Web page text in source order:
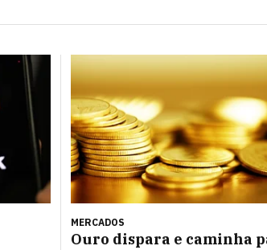
MERCADOS
Ouro dispara e caminha